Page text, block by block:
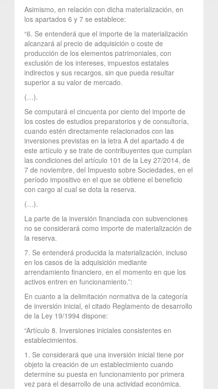
Asimismo, en relación con dicha materialización, en
los apartados 6 y 7 se establece:
“6. Se entenderá que el importe de la materialización
alcanzará al precio de adquisición o coste de
producción de los elementos patrimoniales, con
exclusión de los intereses, impuestos estatales
indirectos y sus recargos, sin que pueda resultar
superior a su valor de mercado.
(…).
Se computará el cincuenta por ciento del importe de
los costes de estudios preparatorios y de consultoría,
cuando estén directamente relacionados con las
inversiones previstas en la letra A del apartado 4 de
este artículo y se trate de contribuyentes que cumplan
las condiciones del artículo 101 de la Ley 27/2014, de
7 de noviembre, del Impuesto sobre Sociedades, en el
período impositivo en el que se obtiene el beneficio
con cargo al cual se dota la reserva.
(…).
La parte de la inversión financiada con subvenciones
no se considerará como importe de materialización de
la reserva.
7. Se entenderá producida la materialización, incluso
en los casos de la adquisición mediante
arrendamiento financiero, en el momento en que los
activos entren en funcionamiento.”:
En cuanto a la delimitación normativa de la categoría
de inversión inicial, el citado Reglamento de desarrollo
de la Ley 19/1994 dispone:
“Artículo 8. Inversiones iniciales consistentes en
establecimientos.
1. Se considerará que una inversión inicial tiene por
objeto la creación de un establecimiento cuando
determine su puesta en funcionamiento por primera
vez para el desarrollo de una actividad económica.